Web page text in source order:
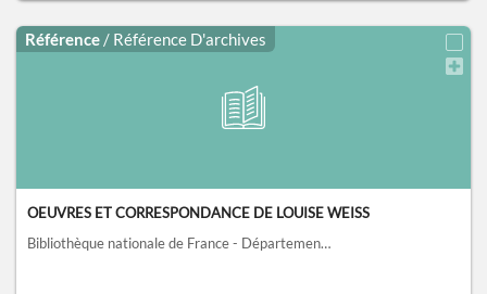
Référence / Référence D'archives
OEUVRES ET CORRESPONDANCE DE LOUISE WEISS
Bibliothèque nationale de France - Département des Manuscrits, Paris